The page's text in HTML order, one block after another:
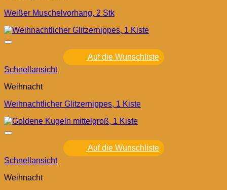
Weißer Muschelvorhang, 2 Stk
Auf die Wunschliste
Schnellansicht
Weihnacht
Weihnachtlicher Glitzernippes, 1 Kiste
Auf die Wunschliste
Schnellansicht
Weihnacht